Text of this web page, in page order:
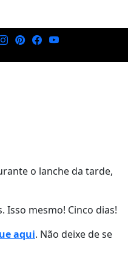
o lanche da tarde,
mesmo! Cinco dias!
aqui. Não deixe de se